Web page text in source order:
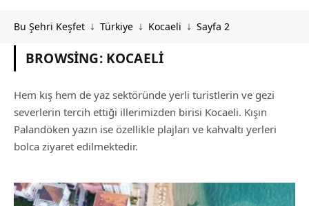
Bu Şehri Keşfet ↓ Türkiye ↓ Kocaeli ↓ Sayfa 2
BROWSING: KOCAELI
Hem kış hem de yaz sektöründe yerli turistlerin ve gezi
severlerin tercih ettiği illerimizden birisi Kocaeli. Kışın
Palandöken yazın ise özellikle plajları ve kahvaltı yerleri
bolca ziyaret edilmektedir.